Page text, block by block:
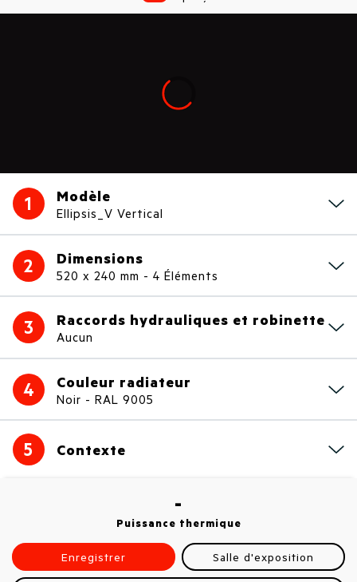
Loading...
1 Modèle
Ellipsis_V Vertical
2 Dimensions
520 x 240 mm - 4 Éléments
3 Raccords hydrauliques et robinette
Aucun
4 Couleur radiateur
Noir - RAL 9005
5 Contexte
-
Puissance thermique
Enregistrer Salle d'exposition